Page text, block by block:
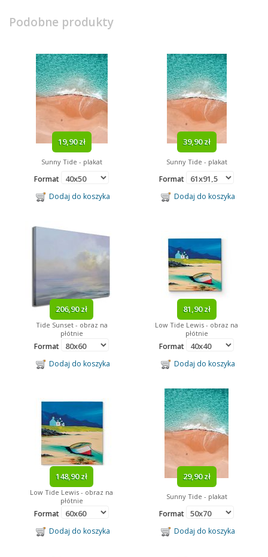
Podobne produkty
19,90 zł
Sunny Tide - plakat
Format
Dodaj do koszyka
39,90 zł
Sunny Tide - plakat
Format
Dodaj do koszyka
206,90 zł
Tide Sunset - obraz na
płótnie
Format
Dodaj do koszyka
81,90 zł
Low Tide Lewis - obraz na
płótnie
Format
Dodaj do koszyka
148,90 zł
Low Tide Lewis - obraz na
płótnie
Format
Dodaj do koszyka
29,90 zł
Sunny Tide - plakat
Format
Dodaj do koszyka